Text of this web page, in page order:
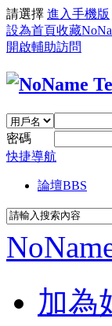
請選擇 進入手機版
設為首頁收藏
開啟輔助訪問
密碼
快捷導航
論壇BBS
加為